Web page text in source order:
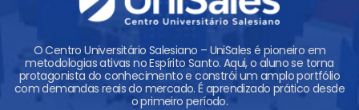
O Centro Universitário Salesiano – UniSales é pioneiro em
metodologias ativas no Espírito Santo. Aqui, o aluno se torna
protagonista do conhecimento e constrói um amplo portfólio
com demandas reais do mercado. É aprendizado prático desde
o primeiro período.